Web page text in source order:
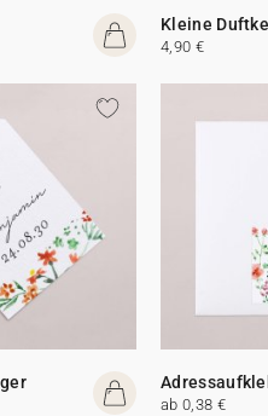
Kleine
4,90 €
ab 0,38 €